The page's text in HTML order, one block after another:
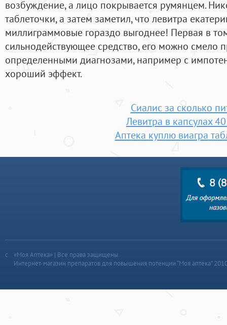
возбуждение, а лицо покрывается румянцем.
таблеточки, а затем заметил, что левитра
миллиграммовые гораздо выгоднее! Первая в
сильнодействующее средство, его можно смело
определенными диагнозами, например с
хороший эффект.
Сиалис за сколько
Левитра в капсулах
Аптека куплю виагра
«Моя Аптека» | Все права защищены
Интернет-магазин препаратов для повышения потенции “Моя аптека”